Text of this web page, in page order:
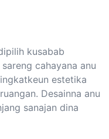
kusabab
cahayana anu
estetika
Desainna anu
sanajan dina